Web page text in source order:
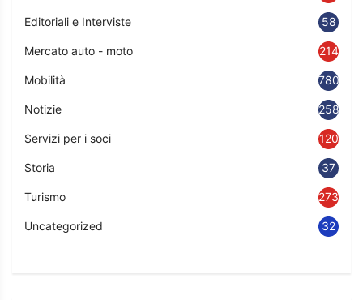
Editoriali e Interviste 58
Mercato auto - moto 214
Mobilità 780
Notizie 2583
Servizi per i soci 120
Storia 37
Turismo 273
Uncategorized 32